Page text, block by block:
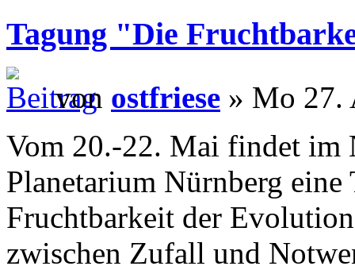
Tagung "Die
von ostfriese » Mo 27.
Vom 20.-22. Mai findet im
Planetarium Nürnberg
Fruchtbarkeit der
zwischen Zufall und